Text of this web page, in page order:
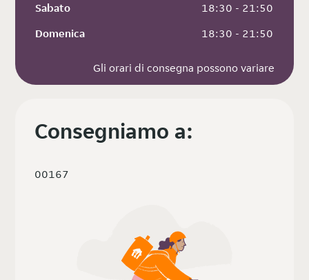
Sabato
18:30 - 21:50
Domenica
18:30 - 21:50
Gli orari di consegna possono variare
Consegniamo a:
00167